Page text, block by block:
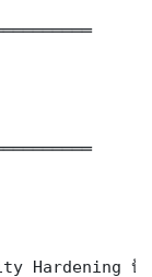
Hardening